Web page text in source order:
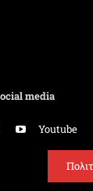
media
Youtube